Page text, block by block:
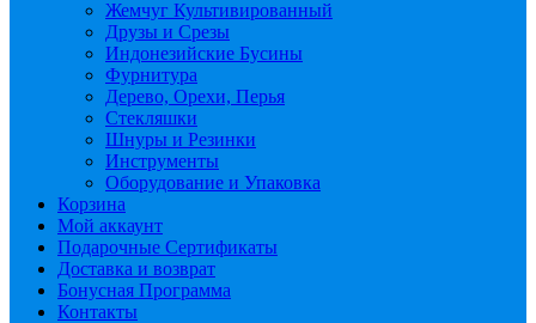
Жемчуг Культивированный
Друзы и Срезы
Индонезийские Бусины
Фурнитура
Дерево, Орехи, Перья
Стекляшки
Шнуры и Резинки
Инструменты
Оборудование и Упаковка
Корзина
Мой аккаунт
Подарочные Сертификаты
Доставка и возврат
Бонусная Программа
Контакты